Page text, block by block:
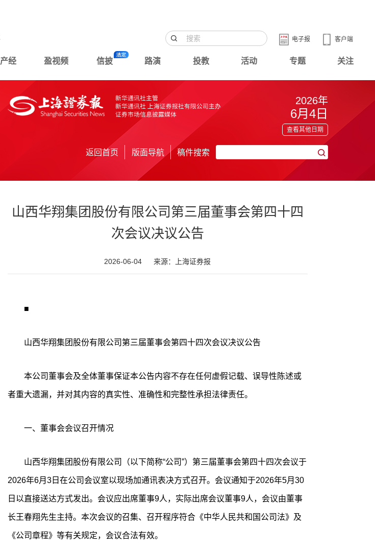
客户端
电子报
产经 盈视频 信披 路演 投教 活动 专题 关注
2026年
6月4日
查看其他日期
返回首页 版面导航 稿件搜索
山西华翔集团股份有限公司第三届董事会第四十四
次会议决议公告
2026-06-04 来源：上海证券报
■
山西华翔集团股份有限公司第三届董事会第四十四次会议决议公告
本公司董事会及全体董事保证本公告内容不存在任何虚假记载、误导性陈述或
者重大遗漏，并对其内容的真实性、准确性和完整性承担法律责任。
一、董事会会议召开情况
山西华翔集团股份有限公司（以下简称“公司”）第三届董事会第四十四次会议于
2026年6月3日在公司会议室以现场加通讯表决方式召开。会议通知于2026年5月30
日以直接送达方式发出。会议应出席董事9人，实际出席会议董事9人，会议由董事
长王春翔先生主持。本次会议的召集、召开程序符合《中华人民共和国公司法》及
《公司章程》等有关规定，会议合法有效。